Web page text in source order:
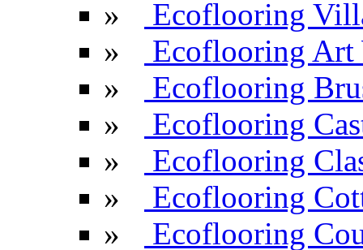
»
Ecoflooring
»
Ecoflooring Art
»
Ecoflooring
»
Ecoflooring
»
Ecoflooring
»
Ecoflooring
»
Ecoflooring